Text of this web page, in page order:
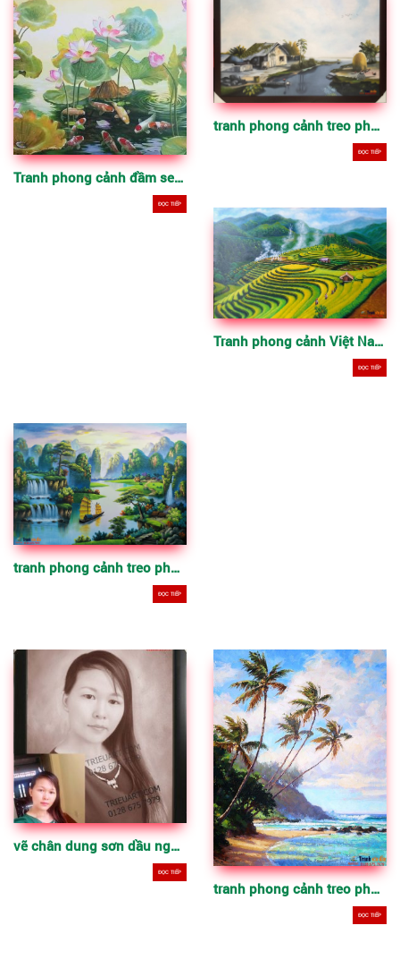
Tranh phong cảnh đầm sen, vẽ sơn dầu trên vải bố
ĐỌC TIẾP
tranh phong cảnh treo phòng làm việc, phòng khách, cầu thang, làm quà tặng
ĐỌC TIẾP
Tranh phong cảnh Việt Nam – Ruộng bậc thang
ĐỌC TIẾP
tranh phong cảnh treo phòng làm việc, phòng khách, cầu thang, làm quà tặng
ĐỌC TIẾP
vẽ chân dung sơn dầu nghệ thuật đen trắng cổ điển
ĐỌC TIẾP
tranh phong cảnh treo phòng làm việc, phòng khách, cầu thang
ĐỌC TIẾP